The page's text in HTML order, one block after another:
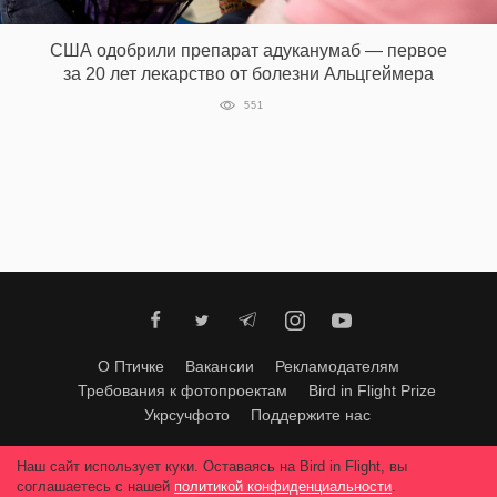
США одобрили препарат адуканумаб — первое
за 20 лет лекарство от болезни Альцгеймера
551
О Птичке Вакансии
Рекламодателям
Требования к фотопроектам
Bird in Flight Prize
Укрсучфото
Поддержите нас
Любое использование материалов допускается только с согласия
редакции.© 2026, Bird In Flight.
Наш сайт использует куки. Оставаясь на Bird in Flight, вы
соглашаетесь с нашей политикой конфиденциальности.